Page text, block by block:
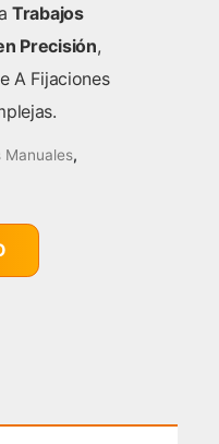
Trabajos
Precisión,
A Fijaciones
Manuales,